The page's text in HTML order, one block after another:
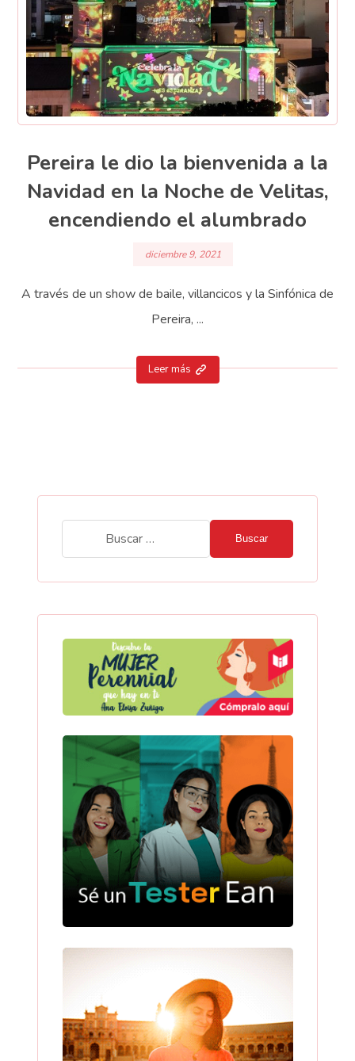
Pereira le dio la bienvenida a la
Navidad en la Noche de Velitas,
encendiendo el alumbrado
diciembre 9, 2021
A través de un show de baile, villancicos y la Sinfónica de
Pereira, ...
Leer más
Buscar